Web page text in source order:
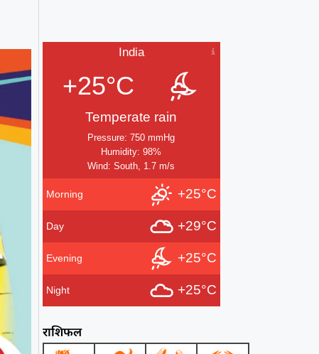
India
+25°C
Temperate rain
Pressure: 750 mmHg
Humidity: 98%
Wind: South, 1.7 m/s
Morning +25°C
Day +29°C
Evening +25°C
Night +25°C
राशिफल